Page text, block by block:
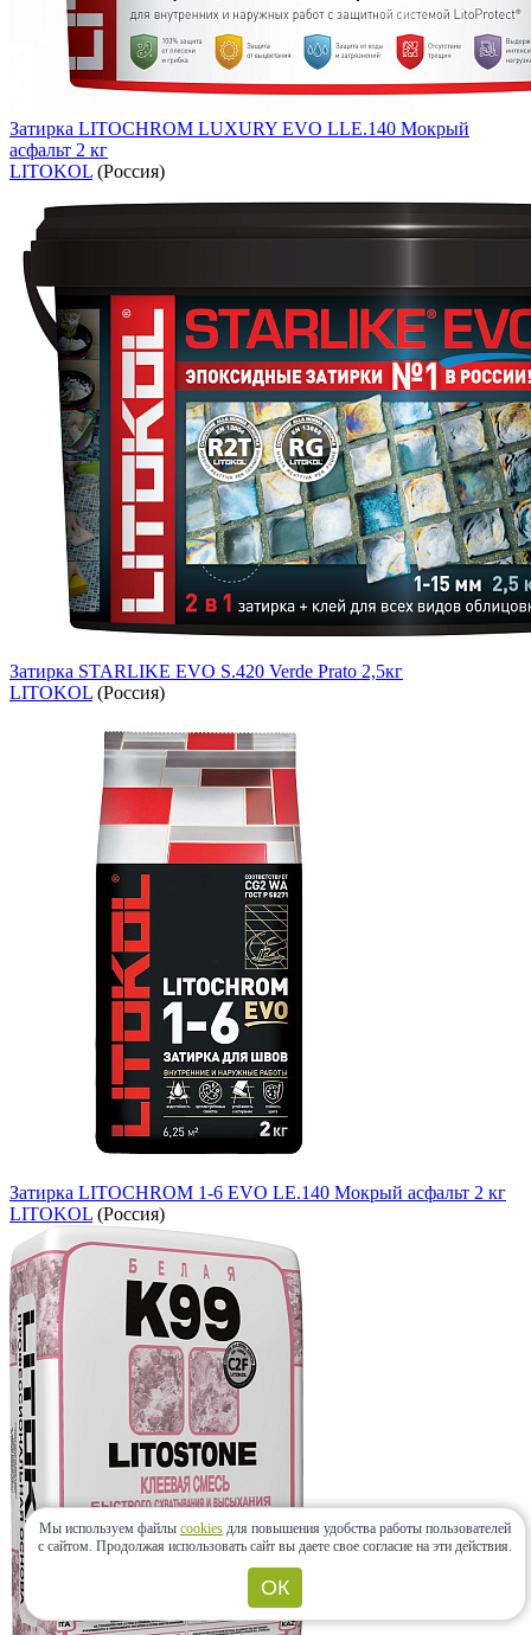
Затирка LITOCHROM LUXURY EVO LLE.140 Мокрый
асфальт 2 кг
LITOKOL (Россия)
Затирка STARLIKE EVO S.420 Verde Prato 2,5кг
LITOKOL (Россия)
Затирка LITOCHROM 1-6 EVO LE.140 Мокрый асфальт 2 кг
LITOKOL (Россия)
Мы используем файлы cookies для повышения удобства работы пользователей
с сайтом. Продолжая использовать сайт вы даете свое согласие на эти действия.
ОК